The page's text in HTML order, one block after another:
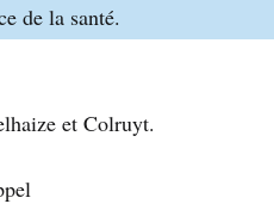
de la santé.
et Colruyt.